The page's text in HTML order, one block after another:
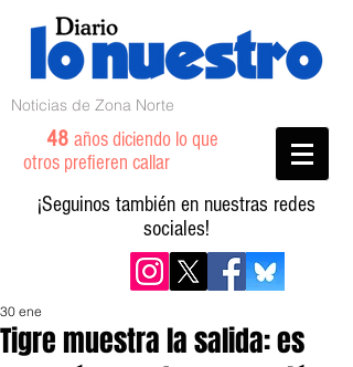
Noticias de Zona Norte
48 años diciendo lo que
otros prefieren callar
¡Seguinos también en nuestras redes
sociales!
Tigre muestra la salida: es
30 ene